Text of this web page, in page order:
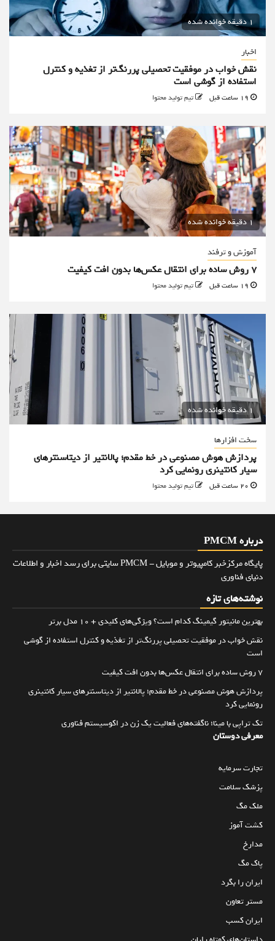
1 دقیقه خوانده شده
اخبار
نقش خواب در موفقیت تحصیلی پررنگ‌تر از تغذیه و کنترل
استفاده از گوشی است
تیم تولید محتوا
1 دقیقه خوانده شده
آموزش و ترفند
۷ روش ساده برای انتقال عکس‌ها بدون افت کیفیت
تیم تولید محتوا
1 دقیقه خوانده شده
سخت افزارها
پردازش هوش مصنوعی در خط مقدم؛ پالانتیر از دیتاسنترهای
سیار کانتینری رونمایی کرد
تیم تولید محتوا
درباره PMCM
پایگاه مرکزخبر کامپیوتر و موبایل - PMCM سایتی برای رسد اخبار و اطلاعات
دنیای فناوری
نوشته‌های تازه
بهترین مانیتور گیمینگ کدام است؟ ویژگی‌های کلیدی + 10 مدل برتر
نقش خواب در موفقیت تحصیلی پررنگ‌تر از تغذیه و کنترل استفاده از گوشی
است
۷ روش ساده برای انتقال عکس‌ها بدون افت کیفیت
پردازش هوش مصنوعی در خط مقدم؛ پالانتیر از دیتاسنترهای سیار کانتینری
رونمایی کرد
تک تراپی با مینا؛ ناگفته‌های فعالیت یک زن در اکوسیستم فناوری
معرفی دوستان
تجارت سرمایه
پزشک سلامت
ملک مگ
کشت آموز
مدارخ
پاک مگ
ایران را بگرد
مستر تعاون
ایران کسب